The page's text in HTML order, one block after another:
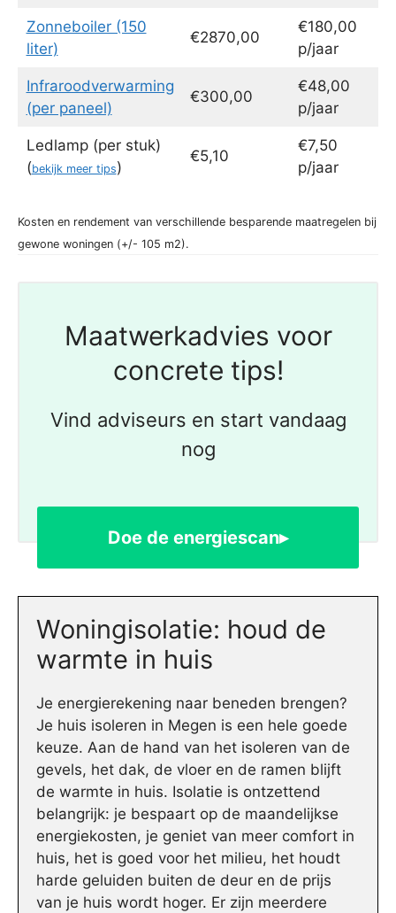
Zonneboiler (150
liter)
€2870,00
€180,00
p/jaar
Infraroodverwarming
(per paneel)
€300,00
€48,00
p/jaar
Ledlamp (per stuk)
(bekijk meer tips)
€5,10
€7,50
p/jaar
Kosten en rendement van verschillende besparende maatregelen bij
gewone woningen (+/- 105 m2).
Maatwerkadvies voor
concrete tips!
Vind adviseurs en start vandaag
nog
Doe de energiescan▸
Woningisolatie: houd de
warmte in huis
Je energierekening naar beneden brengen?
Je huis isoleren in Megen is een hele goede
keuze. Aan de hand van het isoleren van de
gevels, het dak, de vloer en de ramen blijft
de warmte in huis. Isolatie is ontzettend
belangrijk: je bespaart op de maandelijkse
energiekosten, je geniet van meer comfort in
huis, het is goed voor het milieu, het houdt
harde geluiden buiten de deur en de prijs
van je huis wordt hoger. Er zijn meerdere